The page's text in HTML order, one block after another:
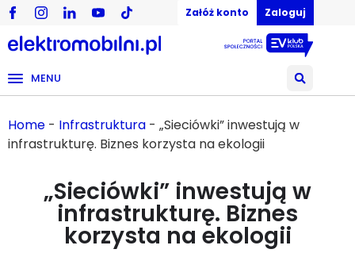
Załóż konto Zaloguj
MENU
Home - Infrastruktura - „Sieciówki” inwestują w
infrastrukturę. Biznes korzysta na ekologii
„Sieciówki” inwestują w
infrastrukturę. Biznes
korzysta na ekologii